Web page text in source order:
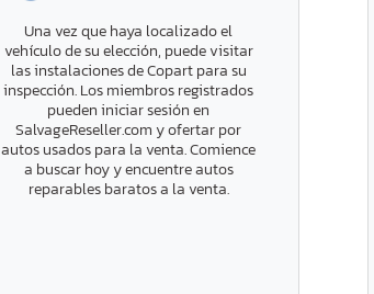
Una vez que haya localizado el
vehículo de su elección, puede visitar
las instalaciones de Copart para su
inspección. Los miembros registrados
pueden iniciar sesión en
SalvageReseller.com y ofertar por
autos usados para la venta. Comience
a buscar hoy y encuentre autos
reparables baratos a la venta.